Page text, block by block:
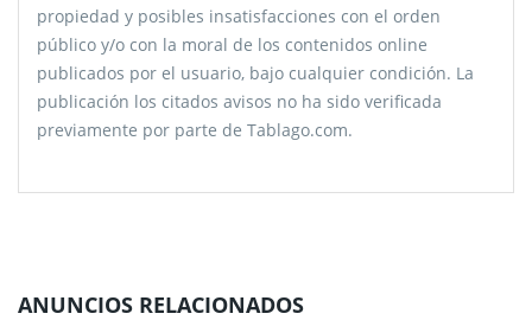
propiedad y posibles insatisfacciones con el orden
público y/o con la moral de los contenidos online
publicados por el usuario, bajo cualquier condición. La
publicación los citados avisos no ha sido verificada
previamente por parte de Tablago.com.
ANUNCIOS RELACIONADOS